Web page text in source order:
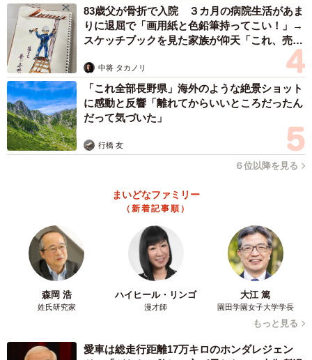
像を作ることに挑戦している人もいて楽しませてもらいま
した！」
83歳父が骨折で入院 ３カ月の病院生活があま
りに退屈で「画用紙と色鉛筆持ってこい！」→
スケッチブックを見た家族が仰天「これ、売れ
中将 タカノリ
「これ全部長野県」海外のような絶景ショット
に感動と反響「離れてからいいところだったん
だって気づいた」
行橋 友
６位以降を見る
まいどなファミリー
（新着記事順）
森岡 浩
姓氏研究家
ハイヒール・リンゴ
漫才師
大江 篤
園田学園女子大学学長
もっと見る
愛車は総走行距離17万キロのホンダレジェン